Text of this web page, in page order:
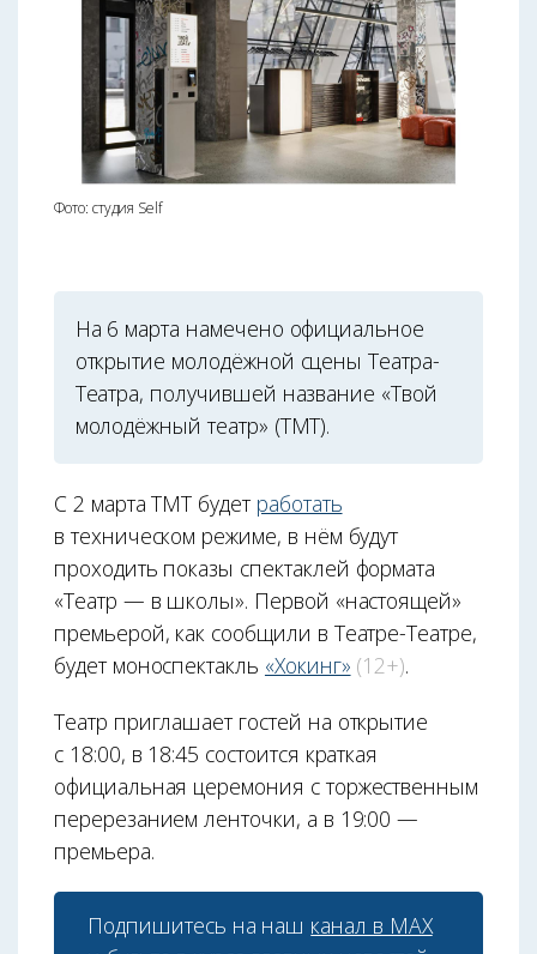
Фото: студия Self
На 6 марта намечено официальное
открытие молодёжной сцены Театра-
Театра, получившей название «Твой
молодёжный театр» (ТМТ).
С 2 марта ТМТ будет работать
в техническом режиме, в нём будут
проходить показы спектаклей формата
«Театр — в школы». Первой «настоящей»
премьерой, как сообщили в Театре-Театре,
будет моноспектакль «Хокинг» (12+).
Театр приглашает гостей на открытие
с 18:00, в 18:45 состоится краткая
официальная церемония с торжественным
перерезанием ленточки, а в 19:00 —
премьера.
Подпишитесь на наш канал в МАХ